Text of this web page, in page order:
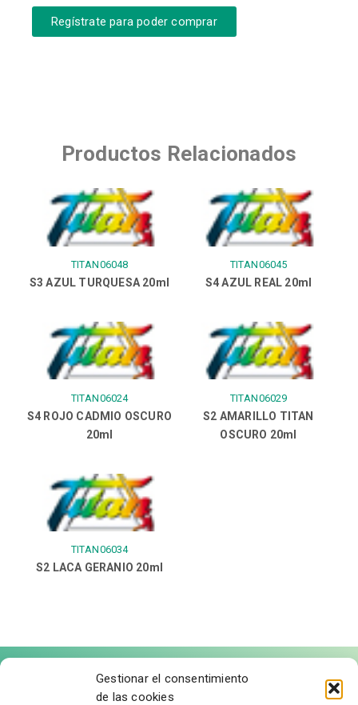
Gestionar el consentimiento
de las cookies
Regístrate para poder comprar
Productos Relacionados
TITAN06048
S3 AZUL TURQUESA 20ml
TITAN06045
S4 AZUL REAL 20ml
TITAN06024
S4 ROJO CADMIO OSCURO
20ml
TITAN06029
S2 AMARILLO TITAN
OSCURO 20ml
TITAN06034
S2 LACA GERANIO 20ml